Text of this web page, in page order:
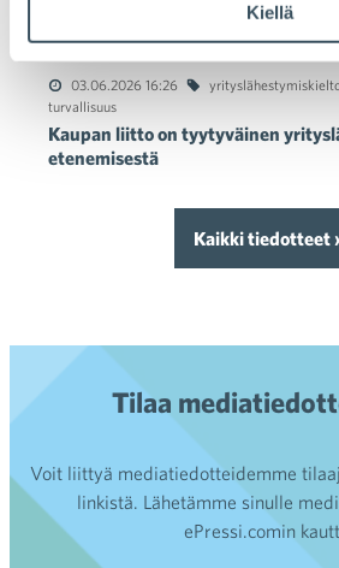
Kiellä
ravintola-ala mukaan Ollaan
03.06.2026 16:26
turvallisuus
Kaupan liitto on tyytyväinen
etenemisestä
Kaikki tiedotteet
Tilaa
Voit liittyä mediatiedotteidemme
linkistä. Lähetämme sinulle
ePressi.comin